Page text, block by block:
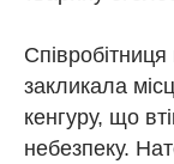
закликала
кенгуру, що
небезпеку.